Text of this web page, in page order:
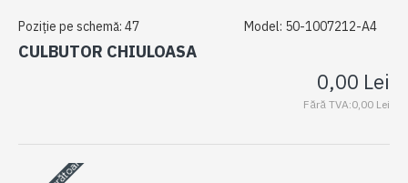
Poziție pe schemă: 47 Model: 50-1007212-A4
CULBUTOR CHIULOASA
0,00 Lei
Fără TVA:0,00 Lei